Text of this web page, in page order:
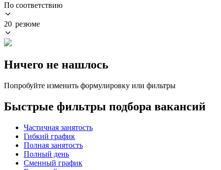
По соответствию
20 резюме
Ничего не нашлось
Попробуйте изменить формулировку или фильтры
Быстрые фильтры подбора вакансий
Частичная занятость
Гибкий график
Полная занятость
Полный день
Сменный график